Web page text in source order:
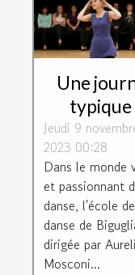
Une
typique
l'école
danse de
Biguglia
par
Jeudi 9
2023 00:28
Dans le monde
et passionnant
danse, l'école de
danse de
dirigée par
Mosconi...